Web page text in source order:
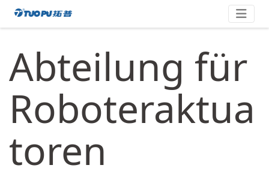
Zum
Inhalt
拓
科
平
台
企
业
Abteilung für
Roboteraktua
toren